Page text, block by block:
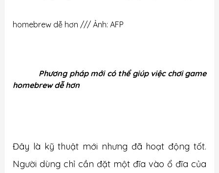
Phương pháp mới có thể giúp việc chơi game
homebrew dễ hơn
Đây là kỹ thuật mới nhưng đã hoạt động tốt.
Người dùng chỉ cần đặt một đĩa vào ổ đĩa của